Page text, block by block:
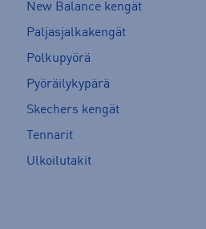
New Balance kengät
Paljasjalkakengät
Polkupyörä
Pyöräilykypärä
Skechers kengät
Tennarit
Ulkoilutakit